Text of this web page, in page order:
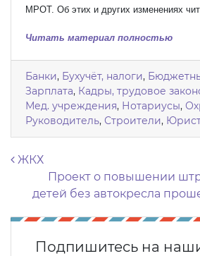
МРОТ. Об этих и других изменениях
Читать материал полностью
Банки, Бухучёт, налоги,
Зарплата, Кадры, трудовое
Мед. учреждения, Нотариусы,
Руководитель, Строители,
Навигация по
ЖКХ
Проект о повышении
детей без автокресла
Подпишитесь на